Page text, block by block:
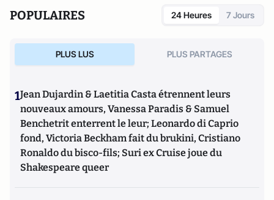
POPULAIRES 24 Heures 7 Jours
PLUS LUS PLUS PARTAGES
1Jean Dujardin & Laetitia Casta étrennent leurs
nouveaux amours, Vanessa Paradis & Samuel
Benchetrit enterrent le leur; Leonardo di Caprio
fond, Victoria Beckham fait du brukini, Cristiano
Ronaldo du bisco-fils; Suri ex Cruise joue du
Shakespeare queer